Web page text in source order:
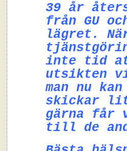
39 år
från GU
lägret.
inte tid
utsikten
man nu
skickar
gärna får
till de